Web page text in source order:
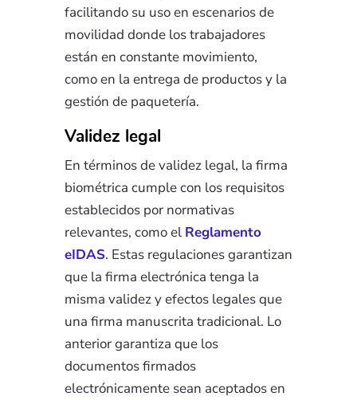
facilitando su uso en escenarios de
movilidad donde los trabajadores
están en constante movimiento,
como en la entrega de productos y la
gestión de paquetería.
Validez legal
En términos de validez legal, la firma
biométrica cumple con los requisitos
establecidos por normativas
relevantes, como el Reglamento
eIDAS. Estas regulaciones garantizan
que la firma electrónica tenga la
misma validez y efectos legales que
una firma manuscrita tradicional. Lo
anterior garantiza que los
documentos firmados
electrónicamente sean aceptados en